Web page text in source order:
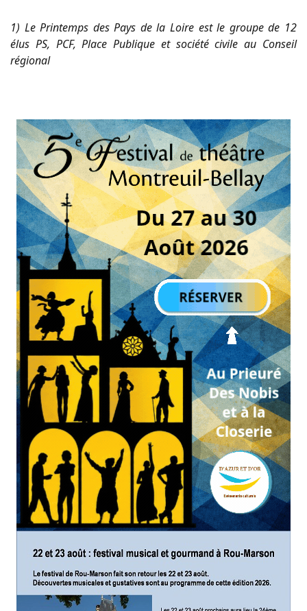
1) Le Printemps des Pays de la Loire est le groupe de 12
élus PS, PCF, Place Publique et société civile au Conseil
régional